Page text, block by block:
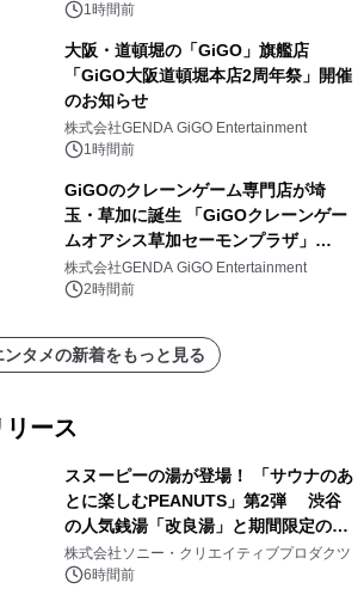
1時間前
大阪・道頓堀の「GiGO」旗艦店
「GiGO大阪道頓堀本店2周年祭」開催
のお知らせ
株式会社GENDA GiGO Entertainment
1時間前
GiGOのクレーンゲーム専門店が埼
玉・草加に誕生 「GiGOクレーンゲー
ムオアシス草加セーモンプラザ」
2026年8月7日(金)10時グランドオープ
ン
株式会社GENDA GiGO Entertainment
2時間前
ンタメの新着をもっと見る
リース
スヌーピーの湯が登場！ 「サウナのあ
とに楽しむPEANUTS」第2弾 渋谷
の人気銭湯「改良湯」と期間限定のコ
ラボレーション サウナイキタイコラ
ボグッズも発売決定！
株式会社ソニー・クリエイティブプロダクツ
6時間前